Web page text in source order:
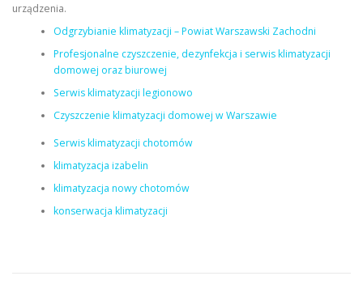
urządzenia.
Odgrzybianie klimatyzacji – Powiat Warszawski Zachodni
Profesjonalne czyszczenie, dezynfekcja i serwis klimatyzacji
domowej oraz biurowej
Serwis klimatyzacji legionowo
Czyszczenie klimatyzacji domowej w Warszawie
Serwis klimatyzacji chotomów
klimatyzacja izabelin
klimatyzacja nowy chotomów
konserwacja klimatyzacji